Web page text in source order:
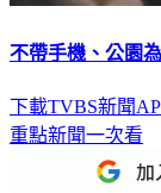
不帶手機、公園
下載TVBS新聞
重點新聞一次看